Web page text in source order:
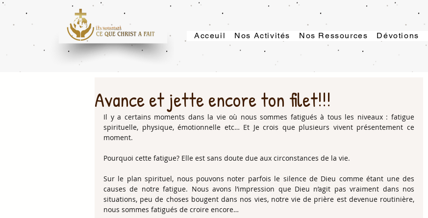
Acceuil Nos Activités Nos Ressources Dévotions
Avance et jette encore ton filet!!!
Il y a certains moments dans la vie où nous sommes fatigués à tous les niveaux : fatigue
spirituelle, physique, émotionnelle etc… Et Je crois que plusieurs vivent présentement ce
moment.
Pourquoi cette fatigue? Elle est sans doute due aux circonstances de la vie.
Sur le plan spirituel, nous pouvons noter parfois le silence de Dieu comme étant une des
causes de notre fatigue. Nous avons l’impression que Dieu n’agit pas vraiment dans nos
situations, peu de choses bougent dans nos vies, notre vie de prière est devenue routinière,
nous sommes fatigués de croire encore…